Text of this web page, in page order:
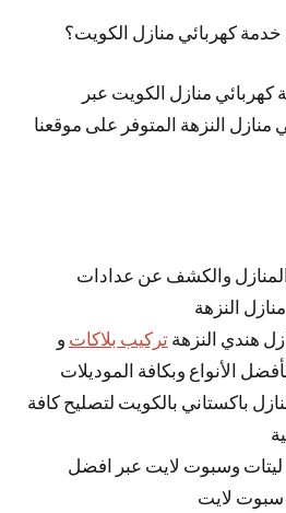
كهربائي منازل الكويت؟
منازل الكويت عبر
منازل النزهة المتوفر على موقعنا
المنازل والكشف عن عدادات
النزهة
هندي النزهةتركيب بلاكات و
الأنواع وبكافة الموديلات
باكستاني بالكويت لتصليح كافة
وسبوت لايت عبر افضل
سبوت لايت